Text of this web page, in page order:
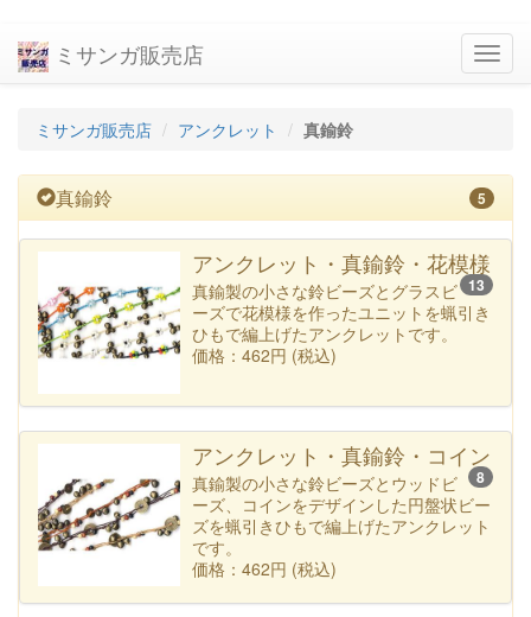
ミサンガ販売店
ミサンガ販売店 アンクレット 真鍮鈴
真鍮鈴 5
アンクレット・真鍮鈴・花模様
13
真鍮製の小さな鈴ビーズとグラスビ
ーズで花模様を作ったユニットを蝋引き
ひもで編上げたアンクレットです。
価格：462円 (税込)
アンクレット・真鍮鈴・コイン
8
真鍮製の小さな鈴ビーズとウッドビ
ーズ、コインをデザインした円盤状ビー
ズを蝋引きひもで編上げたアンクレット
です。
価格：462円 (税込)